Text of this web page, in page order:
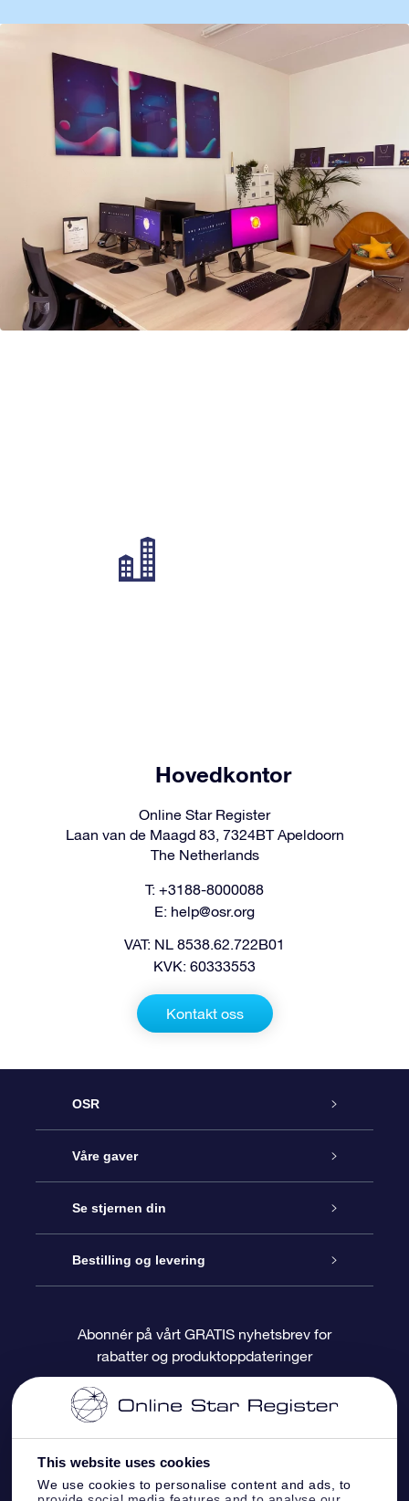
This website uses cookies
We use cookies to personalise content and ads, to
Hovedkontor
Online Star Register
Laan van de Maagd 83, 7324BT Apeldoorn
The Netherlands
T: +3188-8000088
E: help@osr.org
VAT: NL 8538.62.722B01
KVK: 60333553
Kontakt oss
OSR
Kundeservice
Kontakt oss
Bloggen
Anmeldelser
Våre gaver
Online Stjernegave
OSR Gavepakke
OSR-gavekortet
Bedriftsgaver
Se stjernen din
Star Register
Pesontilpasset stjerneside
One Million Stars
OSR Starsaver
Bestilling og levering
Betalingsinformasjon
Fraktinformasjon
Returpolicy
Abonnér på vårt GRATIS nyhetsbrev for
rabatter og produktoppdateringer